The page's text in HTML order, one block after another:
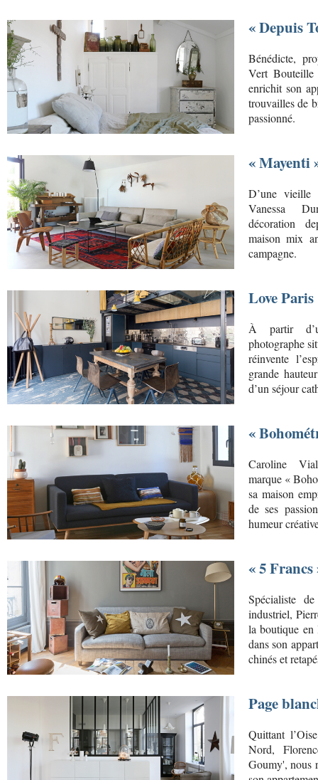
« Depuis
Bénédicte,
Vert Bouteille
enrichit son
trouvailles de
passionné.
« Mayenti
D’une vieille
Vanessa
décoration
maison mix
campagne.
Love Paris
À partir
photographe
réinvente
grande
d’un séjour
«
Caroline
marque «
sa maison
de ses
humeur
« 5 Francs
Spécialiste
industriel,
la boutique
dans son
chinés et
Page
Quittant
Nord,
Goumy', nous